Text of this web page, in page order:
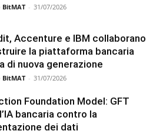
BitMAT - 31/07/2026
Accenture e IBM collaborano
la piattaforma bancaria
di nuova generazione
BitMAT - 31/07/2026
Foundation Model: GFT
bancaria contro la
dei dati